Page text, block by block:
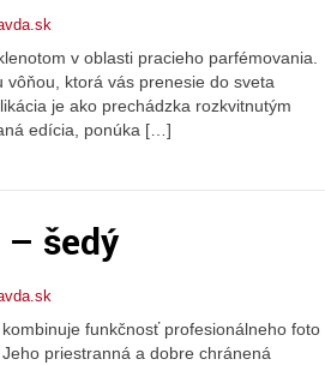
v oblasti pracieho parfémovania.
ktorá vás prenesie do sveta
je ako prechádzka rozkvitnutým
edícia, ponúka […]
– šedý
funkčnosť profesionálneho foto
priestranná a dobre chránená